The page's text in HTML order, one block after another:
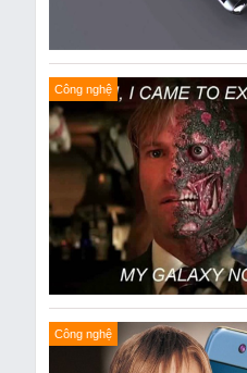
Công nghệ
Công nghệ